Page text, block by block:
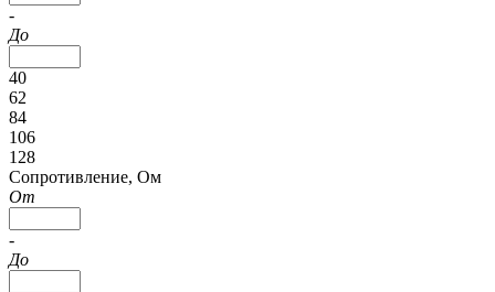
-
До
40
62
84
106
128
Сопротивление, Ом
От
-
До